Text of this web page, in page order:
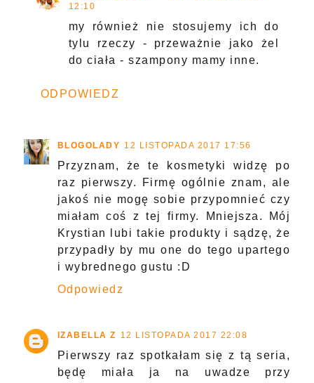
12:10
my również nie stosujemy ich do
tylu rzeczy - przeważnie jako żel
do ciała - szampony mamy inne.
ODPOWIEDZ
BLOGOLADY 12 LISTOPADA 2017 17:56
Przyznam, że te kosmetyki widzę po
raz pierwszy. Firmę ogólnie znam, ale
jakoś nie mogę sobie przypomnieć czy
miałam coś z tej firmy. Mniejsza. Mój
Krystian lubi takie produkty i sądzę, że
przypadły by mu one do tego upartego
i wybrednego gustu :D
Odpowiedz
IZABELLA Z 12 LISTOPADA 2017 22:08
Pierwszy raz spotkałam się z tą seria,
będę miała ja na uwadze przy